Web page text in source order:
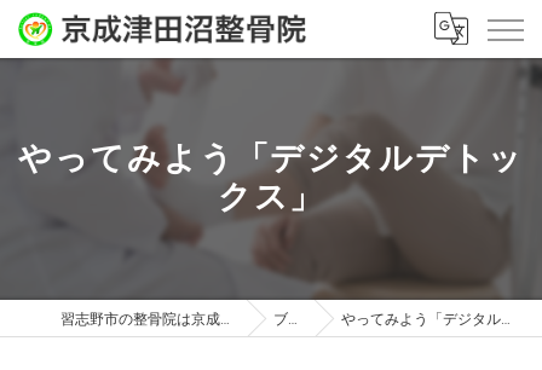
やってみよう「デジタルデトッ
クス」
習志野市の整骨院は京成津田沼整骨院 ブログ やってみよう「デジタルデトックス」